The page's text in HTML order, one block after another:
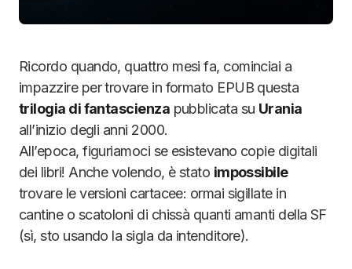
Ricordo quando, quattro mesi fa, cominciai a
impazzire per trovare in formato EPUB questa
trilogia di fantascienza pubblicata su Urania
all’inizio degli anni 2000.
All’epoca, figuriamoci se esistevano copie digitali
dei libri! Anche volendo, è stato impossibile
trovare le versioni cartacee: ormai sigillate in
cantine o scatoloni di chissà quanti amanti della SF
(sì, sto usando la sigla da intenditore).